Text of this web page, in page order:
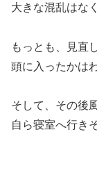
大きな混乱はな
もっとも、見直
頭に入ったかは
そして、その後
自ら寝室へ行き